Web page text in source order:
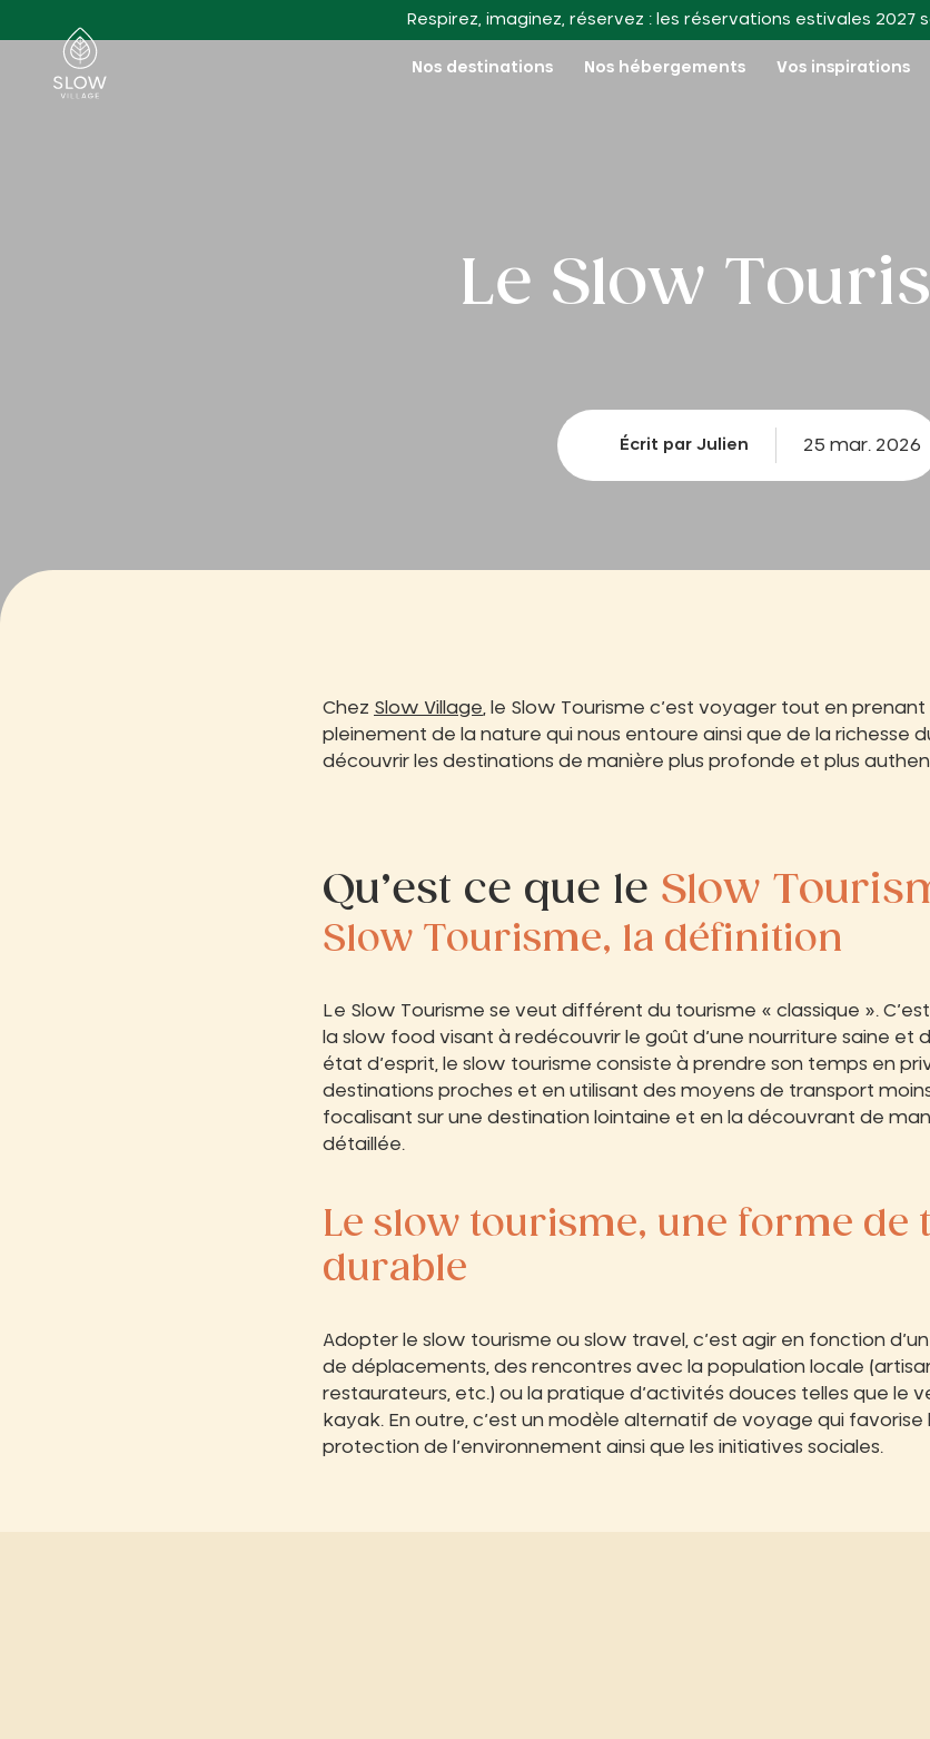
Respirez, imaginez, réservez : les réservations estivales 2027
Slow Village
Nos destinations Nos hébergements Vos inspirations
Le Slow
Écrit par Julien 25 mar. 2026
Chez Slow Village , le Slow Tourisme c’est voyager tout en
pleinement de la nature qui nous entoure ainsi que de la richesse
découvrir les destinations de manière plus profonde et plus
Qu’est ce que le Slow
Slow Tourisme, la définition
Le Slow Tourisme se veut différent du tourisme « classique ».
la slow food visant à redécouvrir le goût d’une nourriture saine et
état d’esprit, le slow tourisme consiste à prendre son temps en
destinations proches et en utilisant des moyens de transport
focalisant sur une destination lointaine et en la découvrant de
détaillée.
Le slow tourisme, une forme de
durable
Adopter le slow tourisme ou slow travel, c’est agir en fonction
de déplacements, des rencontres avec la population locale
restaurateurs, etc.) ou la pratique d’activités douces telles que le
kayak. En outre, c’est un modèle alternatif de voyage qui favorise
protection de l’environnement ainsi que les initiatives sociales.